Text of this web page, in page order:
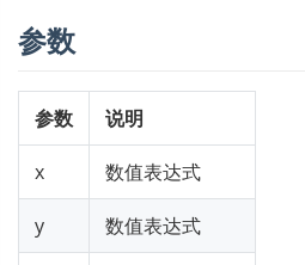
参数
参数 说明
x 数值表达式
y 数值表达式